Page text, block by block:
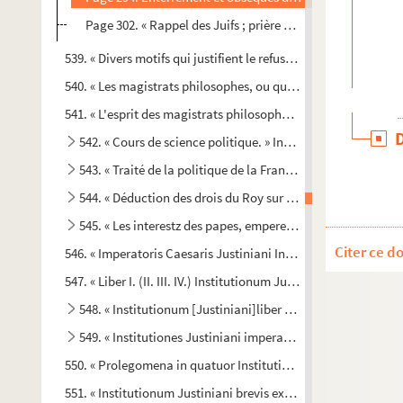
Page 302. « Rappel des Juifs ; prière pour le rappel des
539. « Divers motifs qui justifient le refus [de recevoir]de
540. « Les magistrats philosophes, ou quatrième lettre d'un
541. « L'esprit des magistrats philosophes, ou sixième lettre
542. « Cours de science politique. » Incomplet à la fin. —
543. « Traité de la politique de la France, dedié et présenté
544. « Déduction des drois du Roy sur les royaumes de
545. « Les interestz des papes, empereurs, roys, princes et
546. « Imperatoris Caesaris Justiniani Institutionum libri
547. « Liber I. (II. III. IV.) Institutionum Justinianearum »
548. « Institutionum [Justiniani]liber primus (II. III et IV) »
549. « Institutiones Justiniani imperatoris, seu Elementa
550. « Prolegomena in quatuor Institutionum libros »
551. « Institutionum Justiniani brevis explicatio »
Citer ce